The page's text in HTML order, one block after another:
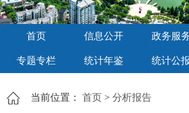
首页 信息公开 政务服
专题专栏 统计年鉴 统计公
当前位置： 首页 > 分析报告